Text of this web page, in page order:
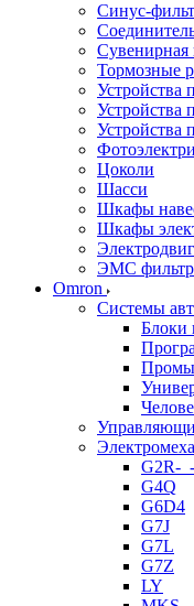
Синус-
Сувенирная
Тормозные
Устройства
Устройства
Устройства
Цоколи
Шасси
Шкафы
Шкафы
ЭМС
Omron
Системы
Блоки
G2R-
G4Q
G6D4
G7J
G7L
G7Z
LY